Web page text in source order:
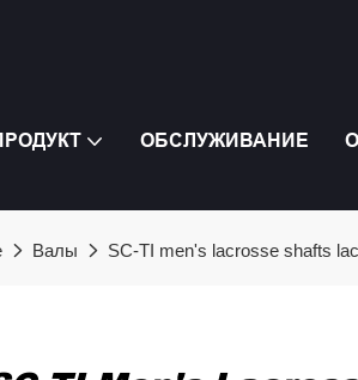
ОБСЛУЖИВАНИЕ
Валы SC-TI men's lacrosse shafts